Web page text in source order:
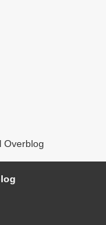
Overblog